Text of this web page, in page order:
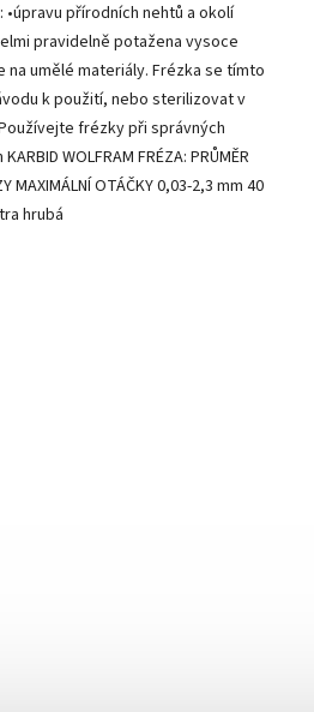
přírodních nehtů a okolí
pravidelně potažena vysoce
umělé materiály. Frézka se tímto
k použití, nebo sterilizovat v
frézky při správných
WOLFRAM FRÉZA: PRŮMĚR
MAXIMÁLNÍ OTÁČKY 0,03-2,3 mm 40
hrubá